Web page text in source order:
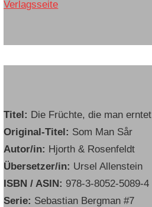
Verlagsseite
Titel: Die Früchte, die man erntet
Original-Titel: Som Man Sår
Autor/in: Hjorth & Rosenfeldt
Übersetzer/in: Ursel Allenstein
ISBN / ASIN: 978-3-8052-5089-4
Serie: Sebastian Bergman #7